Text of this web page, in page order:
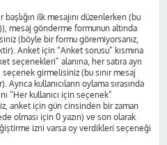
ilk mesajını düzenlerken (bu
mesaj gönderme formunun altında
(böyle bir formu göremiyorsanız,
Anket için “Anket sorusu” kısmına
seçenekleri” alanına, her satıra ayrı
girmelisiniz (bu sınır mesaj
kullanıcıların oylama sırasında
“Her kullanıcı için seçenek”
anket için gün cinsinden bir zaman
olması için 0 yazın) ve son olarak
izni varsa oy verdikleri seçeneği